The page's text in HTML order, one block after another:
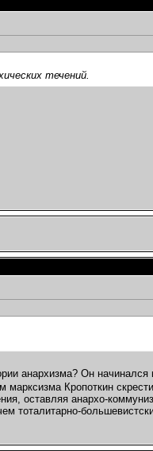
течений.
анархизма? Он начинался
Кропоткин
оставляя анархо-
тоталитарно-